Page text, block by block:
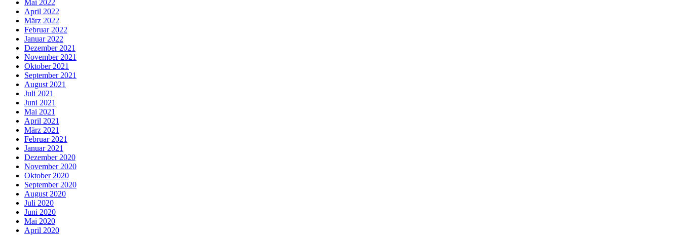
Mai 2022
April 2022
März 2022
Februar 2022
Januar 2022
Dezember 2021
November 2021
Oktober 2021
September 2021
August 2021
Juli 2021
Juni 2021
Mai 2021
April 2021
März 2021
Februar 2021
Januar 2021
Dezember 2020
November 2020
Oktober 2020
September 2020
August 2020
Juli 2020
Juni 2020
Mai 2020
April 2020